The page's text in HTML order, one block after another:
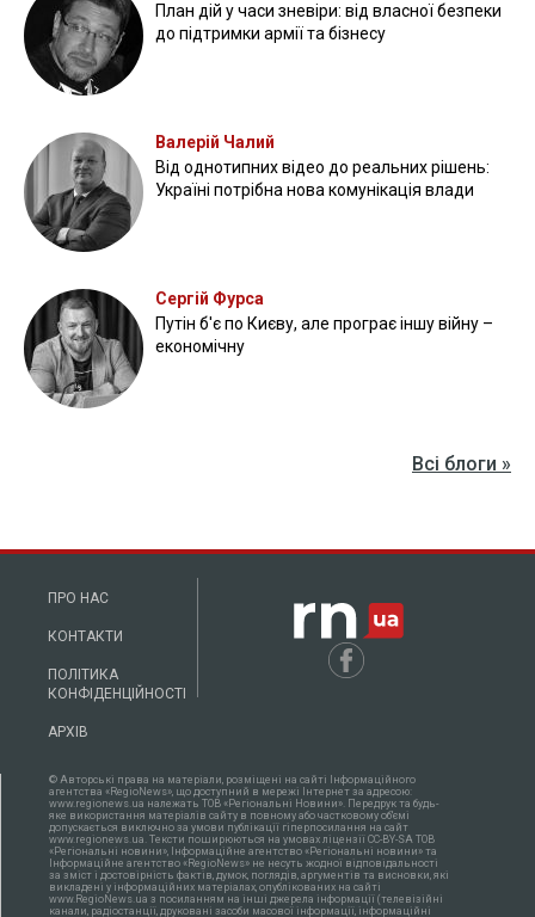
План дій у часи зневіри: від власної безпеки
до підтримки армії та бізнесу
Валерій Чалий
Від однотипних відео до реальних рішень:
Україні потрібна нова комунікація влади
Сергій Фурса
Путін б'є по Києву, але програє іншу війну –
економічну
Всі блоги »
ПРО НАС
КОНТАКТИ
ПОЛІТИКА
КОНФІДЕНЦІЙНОСТІ
АРХІВ
© Авторські права на матеріали, розміщені на сайті Інформаційного
агентства «RegioNews», що доступний в мережі Інтернет за адресою:
www.regionews.ua належать ТОВ «Регіональні Новини». Передрук та будь-
яке використання матеріалів сайту в повному або частковому об'ємі
допускається виключно за умови публікації гіперпосилання на сайт
www.regionews.ua. Тексти поширюються нa умовах ліцензії CC-BY-SA ТОВ
«Регіональні новини», Інформаційне агентство «Регіональні новини» та
Інформаційне агентство «RegioNews» не несуть жодної відповідальності
за зміст і достовірність фактів, думок, поглядів, аргументів та висновки, які
викладені у інформаційних матеріалах, опублікованих на сайті
www.RegioNews.ua з посиланням на інші джерела інформації (телевізійні
канали, радіостанції, друковані засоби масової інформації, інформаційні